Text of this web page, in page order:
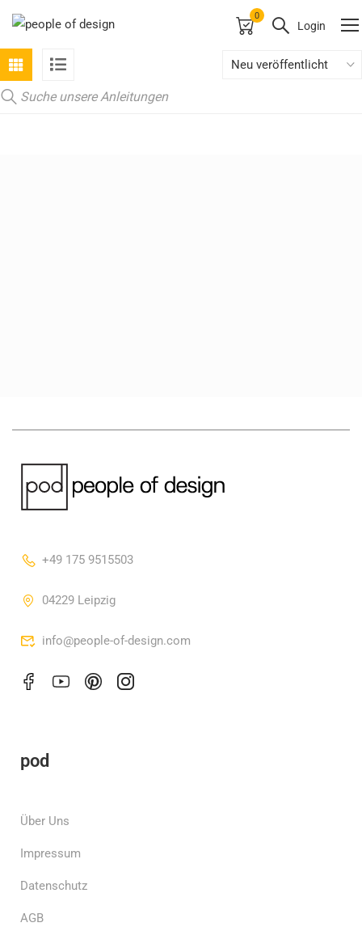
0
Login
+49 175 9515503
04229 Leipzig
info@people-of-design.com
pod
Über Uns
Impressum
Datenschutz
AGB